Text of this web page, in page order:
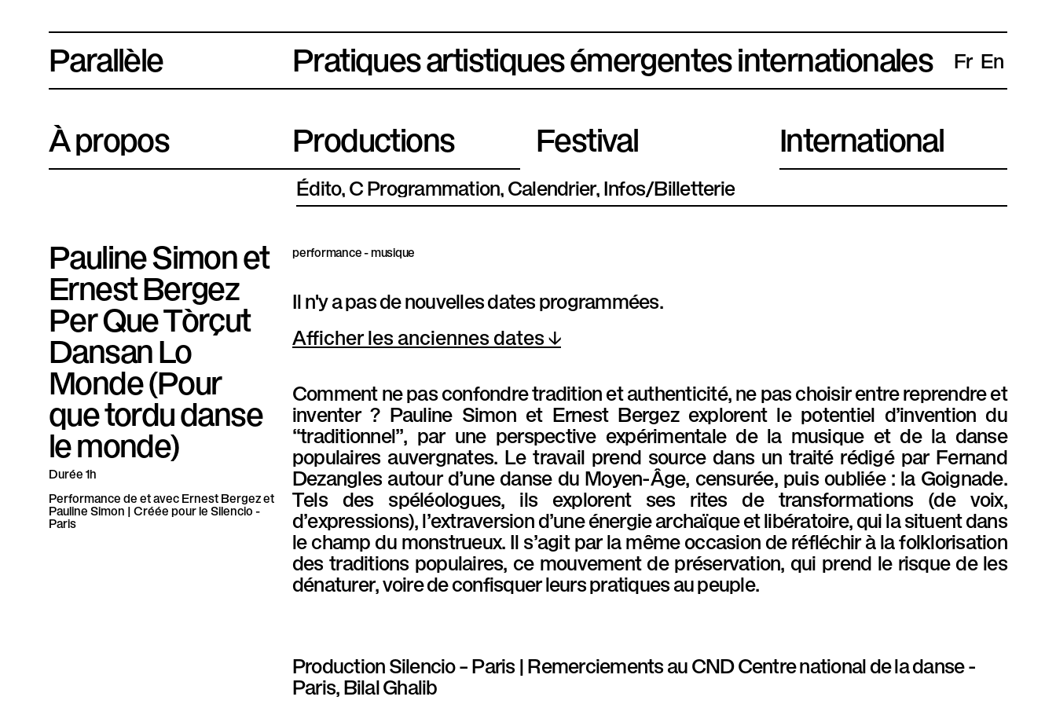
Parallèle
P
l
a
t
e
f
o
m
e
a
r
a
l
l
è
l
Pratiques artistiques émergentes internationales Fr En
À propos Productions Festival International
Édito Programmation Calendrier Infos/Billetterie
Pauline Simon et
Ernest Bergez
Per Que Tòrçut
Dansan Lo
Monde (Pour
que tordu danse
le monde)
Durée 1h
Performance de et avec Ernest Bergez et
Pauline Simon | Créée pourle Silencio -
Paris
performance - musique
Il n'y a pas de nouvelles dates programmées.
Afficher les anciennes dates
Comment ne pas confondre tradition et authenticité, ne pas choisir entre reprendre et
inventer ? Pauline Simon et Ernest Bergez explorent le potentiel d’invention du
“traditionnel”, par une perspective expérimentale de la musique et de la danse
populaires auvergnates. Le travail prend source dans un traité rédigé par Fernand
Dezangles autour d’une danse du Moyen-Âge, censurée, puis oubliée : la Goignade.
Tels des spéléologues, ils explorent ses rites de transformations (de voix,
d’expressions), l’extraversion d’une énergie archaïque et libératoire, qui la situent dans
le champ du monstrueux. Il s’agit par la même occasion de réfléchir à la folklorisation
des traditions populaires, ce mouvement de préservation, qui prend le risque de les
dénaturer, voire de confisquer leurs pratiques au peuple.
Production Silencio – Paris | Remerciements au CND Centre national de la danse -
Paris, Bilal Ghalib